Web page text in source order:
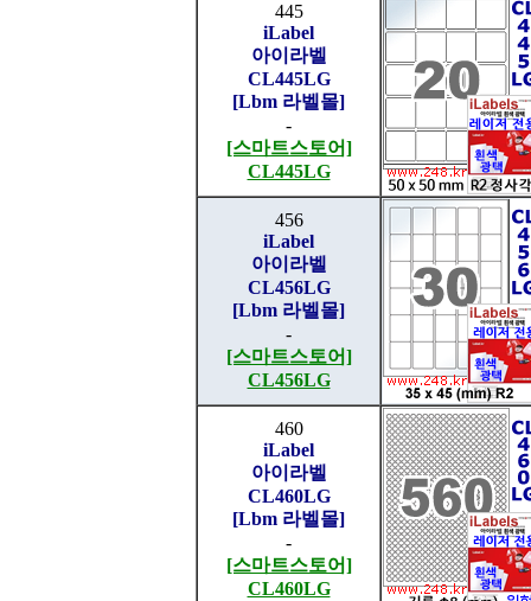
445
iLabel
아이라벨
CL445LG
[Lbm 라벨몰]
-
[스마트스토어]
CL445LG
456
iLabel
아이라벨
CL456LG
[Lbm 라벨몰]
-
[스마트스토어]
CL456LG
460
iLabel
아이라벨
CL460LG
[Lbm 라벨몰]
-
[스마트스토어]
CL460LG